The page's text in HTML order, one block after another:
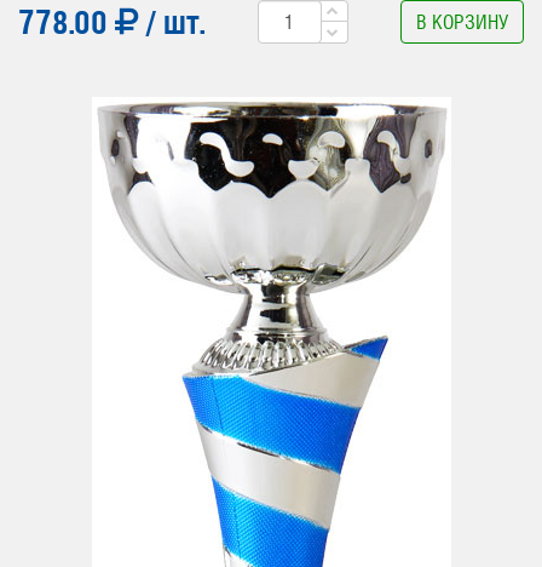
778.00 / шт. В КОРЗИНУ